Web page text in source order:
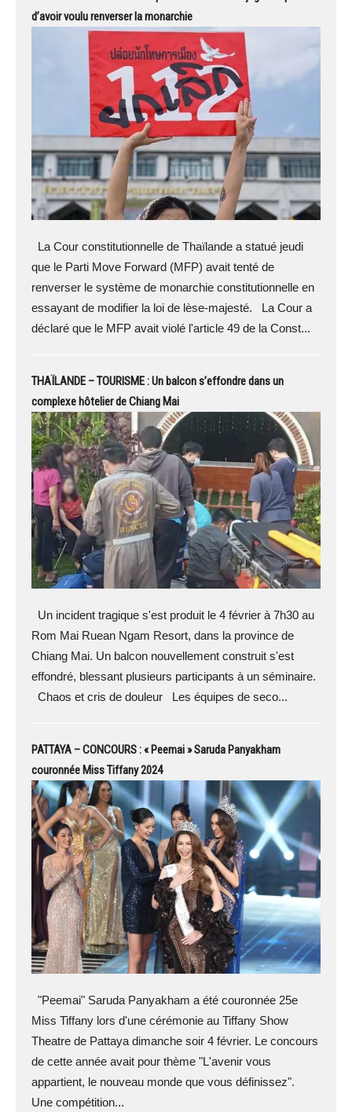
d’avoir voulu renverser la monarchie
La Cour constitutionnelle de Thaïlande a statué jeudi
que le Parti Move Forward (MFP) avait tenté de
renverser le système de monarchie constitutionnelle en
essayant de modifier la loi de lèse-majesté. La Cour a
déclaré que le MFP avait violé l'article 49 de la Const...
THAÏLANDE – TOURISME : Un balcon s’effondre dans un
complexe hôtelier de Chiang Mai
Un incident tragique s'est produit le 4 février à 7h30 au
Rom Mai Ruean Ngam Resort, dans la province de
Chiang Mai. Un balcon nouvellement construit s'est
effondré, blessant plusieurs participants à un séminaire.
Chaos et cris de douleur Les équipes de seco...
PATTAYA – CONCOURS : « Peemai » Saruda Panyakham
couronnée Miss Tiffany 2024
"Peemai" Saruda Panyakham a été couronnée 25e
Miss Tiffany lors d'une cérémonie au Tiffany Show
Theatre de Pattaya dimanche soir 4 février. Le concours
de cette année avait pour thème "L'avenir vous
appartient, le nouveau monde que vous définissez".
Une compétition...